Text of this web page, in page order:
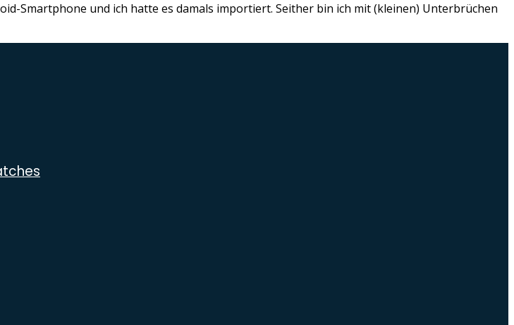
Smartphone und ich hatte es damals importiert. Seither bin ich mit (kleinen) Unterbrüchen